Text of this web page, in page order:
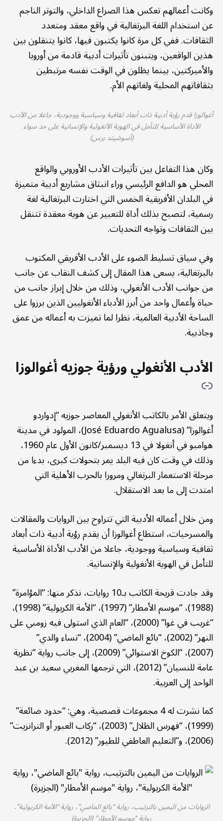
وكانت أعمالهم تعكس هذا الصراع الداخلي، والتوتر الناجم
عن استخدام اللغة البرتغالية في واقع معقد ومتعدد
الثقافات. ففي كل مرة كانوا يكتبون فيها، كانوا يتنقلون بين
هذين الواقعين، ويتبنون تأثيرات أدبية قادمة من أوروبا
والأميركتين، بينما يظلون في الوقت نفسه مرتبطين
بثقافاتهم المحلية ولغاتهم الأم.
أغوالوزا قدم رؤية أدبية ذات أبعاد ثقافية وسياسية ووجودية، جاعلا من الأدب
الأداة الأساسية للتأمل في الهوية الأنغولية والإنسانية على حد سواء
(أسوشيتد برس)
وكان هذا التفاعل بين تأثيرات الأدب الأوروبي والواقع
المحلي هو الدافع الرئيسي وراء انبثاق مشاريع أدبية متميزة
في البلدان الأفريقية الخمس التي اختارت البرتغالية لغة
رسمية، لتصبح بذلك أداة للتعبير عن هوية معقدة تتنقل
بين الثقافات وتواجه التحديات.
وفي سياق تسليط الضوء على الأدب الأفريقي المكتوب
بالبرتغالية، يسعى هذا المقال إلى كشف النقاب عن جانب
من جوانب الأدب الأنغولي، وذلك من خلال إبراز جانب من
حياة وأعمال واحد من أبرز الأدباء الأنغوليين الذين برزوا على
الساحة الأدبية العالمية، نظرا لما تميزت به أعماله من عمق
وجاذبية.
الأدب الأنغولي ورؤية جوزيه أغوالوزا
ويتعلق الأمر بالكاتب الأنغولي المعاصر جوزيه “إدواردو
أغوالوزا” (José Eduardo Agualusa)، المولود في مدينة
هوامبو في أنغولا في 13 ديسمبر/كانون الأول عام 1960،
وذلك في وقت كان فيه البلد يمر بتحولات كبرى، بدءا من
مرحلة الاستعمار البرتغالي ومرورا بالحرب الأهلية التي
امتدت إلى ما بعد الاستقلال.
ومن خلال أعماله الأدبية التي تتراوح بين الروايات والمقالات
والمسرحيات، استطاع أغوالوزا أن يقدم رؤية أدبية ذات أبعاد
ثقافية وسياسية ووجودية، جاعلا من الأدب الأداة الأساسية
للتأمل في الهوية الأنغولية والإنسانية.
وقد جادت قريحة الكاتب بـ10 روايات، نذكر منها: “المؤامرة”
(1988)، “موسم الأمطار” (1997)، “الأمة الكريولية” (1998)،
“غريب في غوا” (2000)، “العام الذي استولى فيه زومبي على
النهر” (2002)، “بائع الماضي” (2004)، “نساء والدي”
(2007)، “الكوخ الاستوائي” (2009)، إلى جانب رواية “نظرية
عامة للنسيان” (2012)، التي ترجمها المغربي سعيد بن عبد
الواحد إلى العربية.
كما نشرت له 4 مجموعات قصصية، وهي: “حدود ضائعة”
(1999)، “فهرس الظلال” (2003)، “ركاب العبور أو الترانزيت”
(2006)، و”التعليم العاطفي للطيور” (2012).
الروايات من اليمين بالترتيب، رواية “بائع الماضي”، رواية “الأمة الكريولية”،